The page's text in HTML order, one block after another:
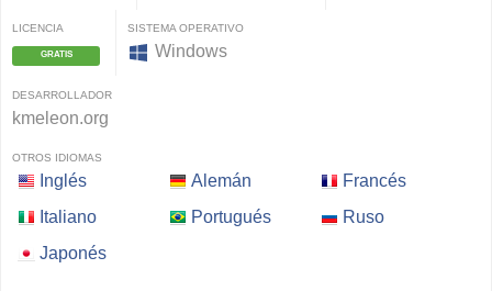
LICENCIA
GRATIS
SISTEMA OPERATIVO
Windows
DESARROLLADOR
kmeleon.org
OTROS IDIOMAS
Inglés Alemán
Francés
Italiano
Portugués
Ruso
Japonés